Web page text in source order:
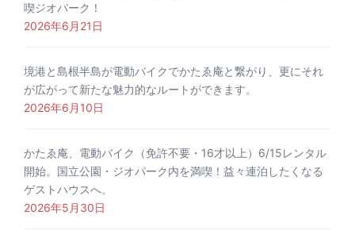
喫ジオパーク！
2026年6月21日
境港と島根半島が電動バイクでかたゑ庵と繋がり、更にそれ
が広がって新たな魅力的なルートができます。
2026年6月10日
かたゑ庵、電動バイク（免許不要・16才以上）6/15レンタル
開始。国立公園・ジオパーク内を満喫！益々連泊したくなる
ゲストハウスへ。
2026年5月30日